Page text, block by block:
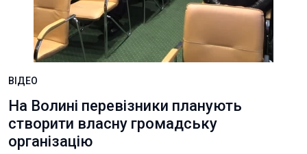
ВІДЕО
На Волині перевізники планують
створити власну громадську
організацію